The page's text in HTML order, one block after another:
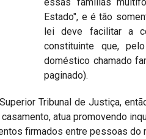
Estado", e é tão
lei deve facilitar a
constituinte que,
doméstico chamado
paginado).
Tribunal de Justiça, então,
atua promovendo
firmados entre pessoas do